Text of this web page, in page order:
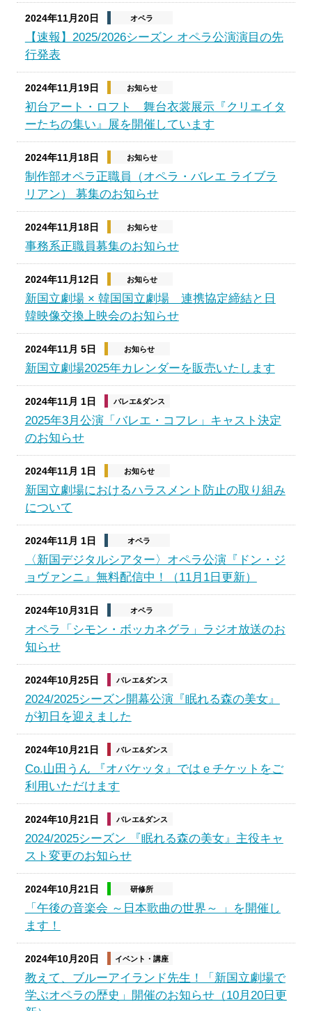
2024年11月20日 オペラ
【速報】2025/2026シーズン オペラ公演演目の先
行発表
2024年11月19日 お知らせ
初台アート・ロフト 舞台衣裳展示『クリエイタ
ーたちの集い』展を開催しています
2024年11月18日 お知らせ
制作部オペラ正職員（オペラ・バレエ ライブラ
リアン） 募集のお知らせ
2024年11月18日 お知らせ
事務系正職員募集のお知らせ
2024年11月12日 お知らせ
新国立劇場 × 韓国国立劇場 連携協定締結と日
韓映像交換上映会のお知らせ
2024年11月 5日 お知らせ
新国立劇場2025年カレンダーを販売いたします
2024年11月 1日 バレエ&ダンス
2025年3月公演「バレエ・コフレ」キャスト決定
のお知らせ
2024年11月 1日 お知らせ
新国立劇場におけるハラスメント防止の取り組み
について
2024年11月 1日 オペラ
〈新国デジタルシアター〉オペラ公演『ドン・ジ
ョヴァンニ』無料配信中！（11月1日更新）
2024年10月31日 オペラ
オペラ「シモン・ボッカネグラ」ラジオ放送のお
知らせ
2024年10月25日 バレエ&ダンス
2024/2025シーズン開幕公演『眠れる森の美女』
が初日を迎えました
2024年10月21日 バレエ&ダンス
Co.山田うん 『オバケッタ』ではｅチケットをご
利用いただけます
2024年10月21日 バレエ&ダンス
2024/2025シーズン 『眠れる森の美女』主役キャ
スト変更のお知らせ
2024年10月21日 研修所
「午後の音楽会 ～日本歌曲の世界～ 」を開催し
ます！
2024年10月20日 イベント・講座
教えて、ブルーアイランド先生！「新国立劇場で
学ぶオペラの歴史」開催のお知らせ（10月20日更